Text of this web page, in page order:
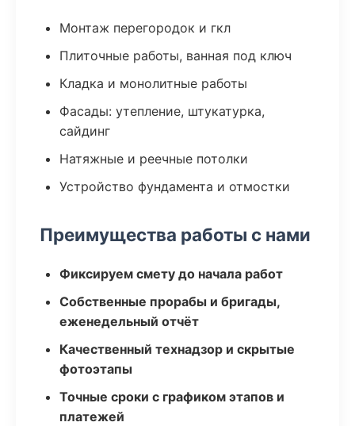
Монтаж перегородок и гкл
Плиточные работы, ванная под ключ
Кладка и монолитные работы
Фасады: утепление, штукатурка,
сайдинг
Натяжные и реечные потолки
Устройство фундамента и отмостки
Преимущества работы с нами
Фиксируем смету до начала работ
Собственные прорабы и бригады,
еженедельный отчёт
Качественный технадзор и скрытые
фотоэтапы
Точные сроки с графиком этапов и
платежей